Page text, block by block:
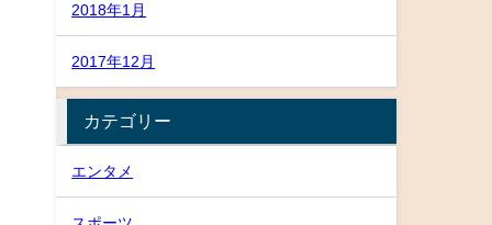
2018年1月
2017年12月
カテゴリー
エンタメ